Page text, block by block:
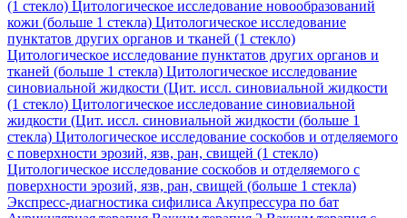
(1 стекло) Цитологическое исследование новообразований
кожи (больше 1 стекла) Цитологическое исследование
пунктатов других органов и тканей (1 стекло)
Цитологическое исследование пунктатов других органов и
тканей (больше 1 стекла) Цитологическое исследование
синовиальной жидкости (Цит. иссл. синовиальной жидкости
(1 стекло) Цитологическое исследование синовиальной
жидкости (Цит. иссл. синовиальной жидкости (больше 1
стекла) Цитологическое исследование соскобов и отделяемого
с поверхности эрозий, язв, ран, свищей (1 стекло)
Цитологическое исследование соскобов и отделяемого с
поверхности эрозий, язв, ран, свищей (больше 1 стекла)
Экспресс-диагностика сифилиса Акупрессура по бат